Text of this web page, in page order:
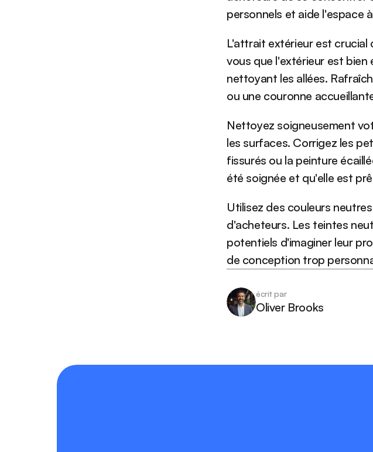
personnels et aide l'espace
L'attrait extérieur est crucial
vous que l'extérieur est
nettoyant les allées.
ou une couronne
Nettoyez soigneusement
les surfaces. Corrigez les
fissurés ou la peinture
été soignée et qu'elle est
Utilisez des couleurs
d'acheteurs. Les teintes
potentiels d'imaginer leur
de conception trop
écrit par
Oliver Brooks